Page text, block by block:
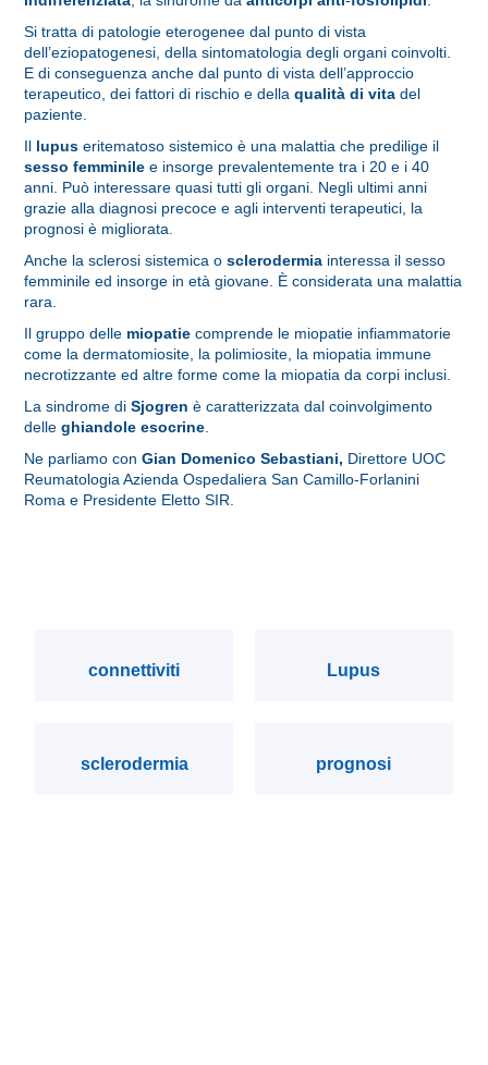
Si tratta di patologie eterogenee dal punto di vista
dell’eziopatogenesi, della sintomatologia degli organi coinvolti.
E di conseguenza anche dal punto di vista dell’approccio
terapeutico, dei fattori di rischio e dellaqualità di vita del
paziente.
Il lupus eritematoso sistemico è una malattia che predilige il
sesso femminile e insorge prevalentemente tra i 20 e i 40
anni. Può interessare quasi tutti gli organi. Negli ultimi anni
grazie alla diagnosi precoce e agli interventi terapeutici, la
prognosi è migliorata.
Anche la sclerosi sistemica osclerodermia interessa il sesso
femminile ed insorge in età giovane. È considerata una malattia
rara.
Il gruppo delle miopatie comprende le miopatie infiammatorie
come la dermatomiosite, la polimiosite, la miopatia immune
necrotizzante ed altre forme come la miopatia da corpi inclusi.
La sindrome diSjogren è caratterizzata dal coinvolgimento
delleghiandole esocrine
Ne parliamo conGian Domenico Sebastiani, Direttore UOC
Reumatologia Azienda Ospedaliera San Camillo-Forlanini
Roma e Presidente Eletto SIR.
connettiviti Lupus
sclerodermia prognosi